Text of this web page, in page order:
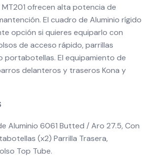
ofrecen alta potencia de
El cuadro de Aluminio rígido
opción si quieres equiparlo con
de acceso rápido, parrillas
portabotellas. El equipamiento de
delanteros y traseros Kona y
Aluminio 6061 Butted / Aro 27.5, Con
(x2) Parrilla Trasera,
Top Tube.